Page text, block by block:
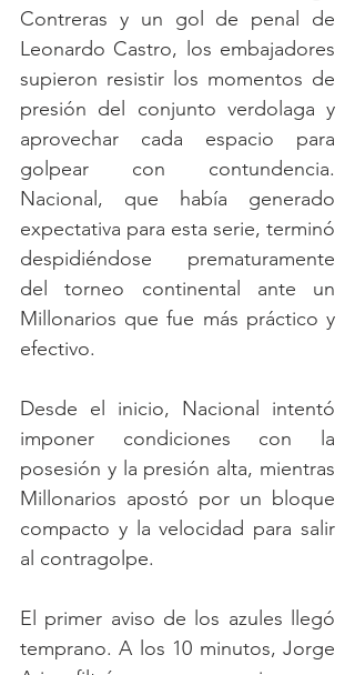
Contreras y un gol de penal de
Leonardo Castro, los embajadores
supieron resistir los momentos de
presión del conjunto verdolaga y
aprovechar cada espacio para
golpear con contundencia.
Nacional, que había generado
expectativa para esta serie, terminó
despidiéndose prematuramente
del torneo continental ante un
Millonarios que fue más práctico y
efectivo.
Desde el inicio, Nacional intentó
imponer condiciones con la
posesión y la presión alta, mientras
Millonarios apostó por un bloque
compacto y la velocidad para salir
al contragolpe.
El primer aviso de los azules llegó
temprano. A los 10 minutos, Jorge